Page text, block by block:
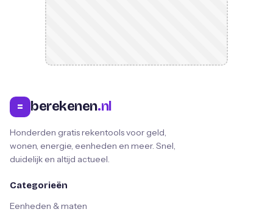
= berekenen.nl
Honderden gratis rekentools voor geld,
wonen, energie, eenheden en meer. Snel,
duidelijk en altijd actueel.
Categorieën
Eenheden & maten